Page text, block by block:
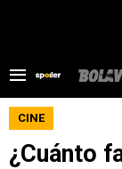
CINE
¿Cuánto